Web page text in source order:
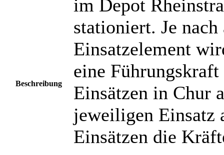
Beschreibung
im Depot
stationiert. Je
Einsatzelement
eine
Einsätzen in Chur
jeweiligen Einsatz
Einsätzen die